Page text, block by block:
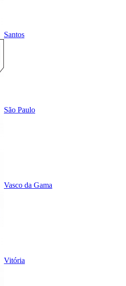
Santos
São Paulo
Vasco da Gama
Vitória